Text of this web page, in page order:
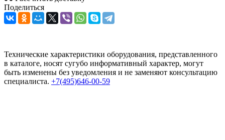
Поделиться
Технические характеристики оборудования, представленного
в каталоге, носят сугубо информативный характер, могут
быть изменены без уведомления и не заменяют консультацию
специалиста. +7(495)646-00-59